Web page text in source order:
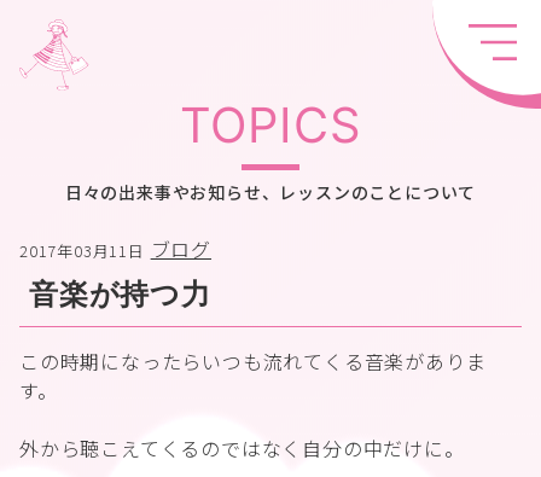
TOPICS
日々の出来事やお知らせ、レッスンのことについて
2017年03月11日 ブログ
音楽が持つ力
この時期になったらいつも流れてくる音楽がありま
す。
外から聴こえてくるのではなく自分の中だけに。